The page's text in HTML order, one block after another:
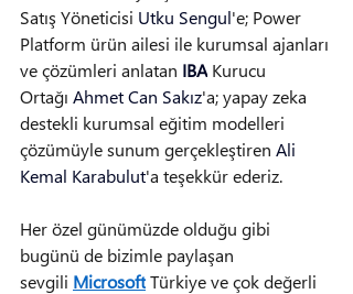
Satış Yöneticisi Utku Sengul'e; Power
Platform ürün ailesi ile kurumsal ajanları
ve çözümleri anlatan IBA Kurucu
Ortağı Ahmet Can Sakız'a; yapay zeka
destekli kurumsal eğitim modelleri
çözümüyle sunum gerçekleştiren Ali
Kemal Karabulut'a teşekkür ederiz.
Her özel günümüzde olduğu gibi
bugünü de bizimle paylaşan
sevgili Microsoft Türkiye ve çok değerli